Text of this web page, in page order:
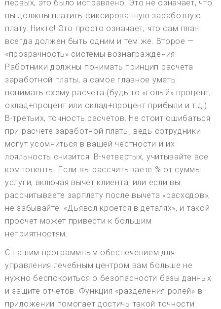
первых, это было исправлено. Это не означает, что
вы должны платить фиксированную заработную
плату. Никто! Это просто означает, что сам план
всегда должен быть одним и тем же. Второе —
«прозрачность» системы вознаграждения.
Работники должны понимать принцип расчета
заработной платы, а самое главное уметь
понимать схему расчета (будь то «голый» процент,
оклад+процент или оклад+процент прибыли и т.д.).
В-третьих, точность расчетов. Не стоит ошибаться
при расчете заработной платы, ведь сотрудники
могут усомниться в вашей честности и их
лояльность снизится. В-четвертых, учитывайте все
компоненты. Если вы рассчитываете % от суммы
услуги, включая вычет клиента, или если вы
рассчитываете зарплату после вычета «расходов»,
не забывайте. «Дьявол кроется в деталях», и такой
просчет может привести к большим
неприятностям.
С нашим программным обеспечением для
управления лечебным центром вам больше не
нужно беспокоиться о безопасности базы данных
и защите отчетов. Функция «разделения ролей» в
приложении помогает достичь такой точности.